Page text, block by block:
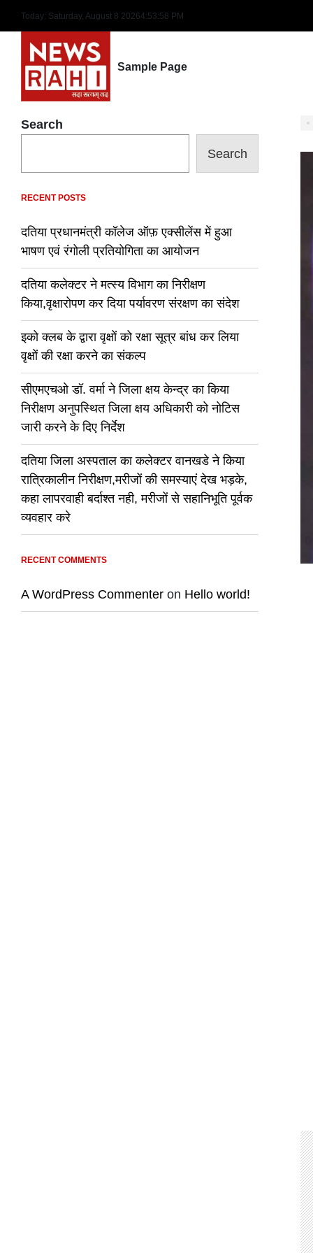
content
Today: Saturday, August 8 20264:53:59 PM
Sample Page
Search
Search
RECENT POSTS
दतिया प्रधानमंत्री कॉलेज ऑफ़ एक्सीलेंस में हुआ
भाषण एवं रंगोली प्रतियोगिता का आयोजन
दतिया कलेक्टर ने मत्स्य विभाग का निरीक्षण
किया,वृक्षारोपण कर दिया पर्यावरण संरक्षण का संदेश
इको क्लब के द्वारा वृक्षों को रक्षा सूत्र बांध कर लिया
वृक्षों की रक्षा करने का संकल्प
सीएमएचओ डॉ. वर्मा ने जिला क्षय केन्द्र का किया
निरीक्षण अनुपस्थित जिला क्षय अधिकारी को नोटिस
जारी करने के दिए निर्देश
दतिया जिला अस्पताल का कलेक्टर वानखडे ने किया
रात्रिकालीन निरीक्षण,मरीजों की समस्याएं देख भड़के,
कहा लापरवाही बर्दाश्त नही, मरीजों से सहानिभूति पूर्वक
व्यवहार करे
RECENT COMMENTS
A WordPress Commenter on Hello world!